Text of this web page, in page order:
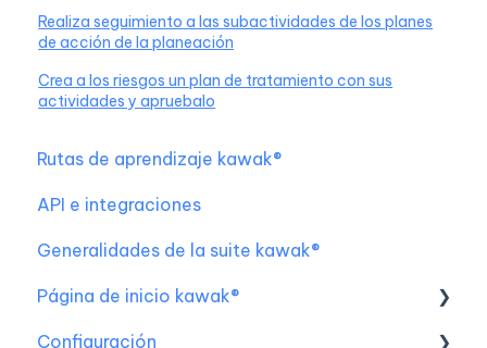
Realiza seguimiento a las subactividades de los planes
de acción de la planeación
Crea a los riesgos un plan de tratamiento con sus
actividades y apruebalo
Rutas de aprendizaje kawak®
API e integraciones
Generalidades de la suite kawak®
Página de inicio kawak®
Configuración inicial
Configuración